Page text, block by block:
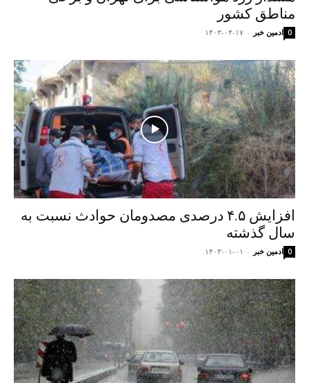
مناطق کشور
ادمین خبر - ۱۴۰۳-۰۴-۱۷ 0
افزایش ۴.۵ درصدی مصدومان حوادث نسبت به
سال گذشته
ادمین خبر - ۱۴۰۳-۰۱-۰۱ 0